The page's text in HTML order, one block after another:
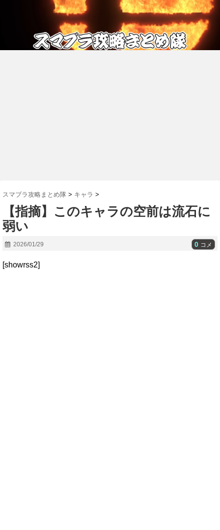
スマブラ攻略まとめ隊 > キャラ >
【指摘】このキャラの空前は流石に
弱い
2026/01/29 0 コメ
[showrss2]